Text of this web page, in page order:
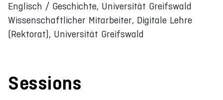
Englisch / Geschichte, Universität Greifswald
Wissenschaftlicher Mitarbeiter, Digitale Lehre
(Rektorat), Universität Greifswald
Sessions